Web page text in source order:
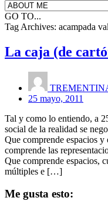
GO TO...
Tag Archives: acampada
La caja (de
25 mayo, 2011
Tal y como lo entiendo, a
social de la realidad se
Que comprende espacios
comprende las
Que comprende espacios,
múltiples e […]
Me gusta esto: